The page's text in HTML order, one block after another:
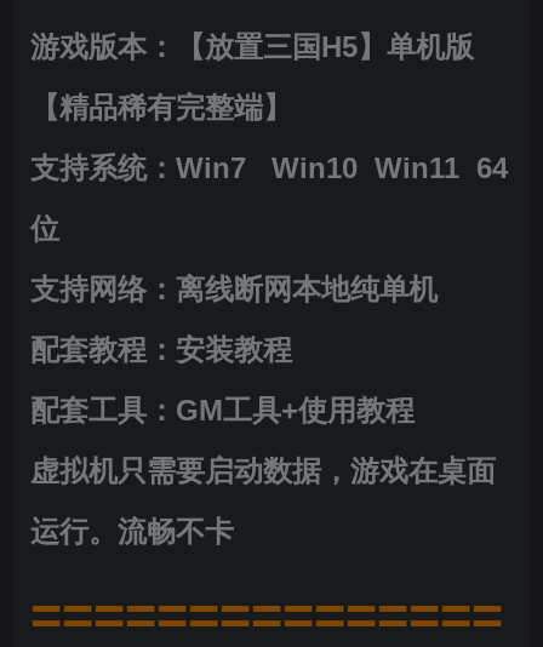
游戏版本：【放置三国H5】单机版
【精品稀有完整端】
支持系统：Win7 Win10 Win11 64
位
支持网络：离线断网本地纯单机
配套教程：安装教程
配套工具：GM工具+使用教程
虚拟机只需要启动数据，游戏在桌面
运行。流畅不卡
===============